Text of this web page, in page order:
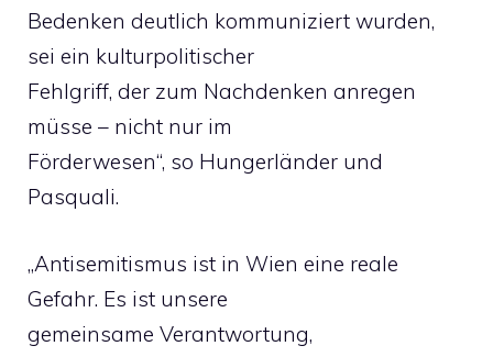
Bedenken deutlich kommuniziert wurden,
sei ein kulturpolitischer
Fehlgriff, der zum Nachdenken anregen
müsse – nicht nur im
Förderwesen“, so Hungerländer und
Pasquali.
„Antisemitismus ist in Wien eine reale
Gefahr. Es ist unsere
gemeinsame Verantwortung,